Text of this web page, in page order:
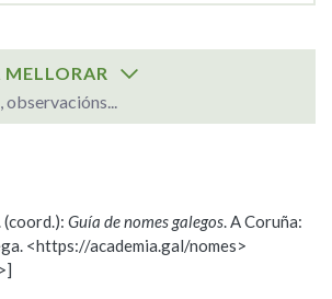
observacións...
OPCIÓN:Guía de nomes galegos. A Coruña:
<https://academia.gal/nomes>